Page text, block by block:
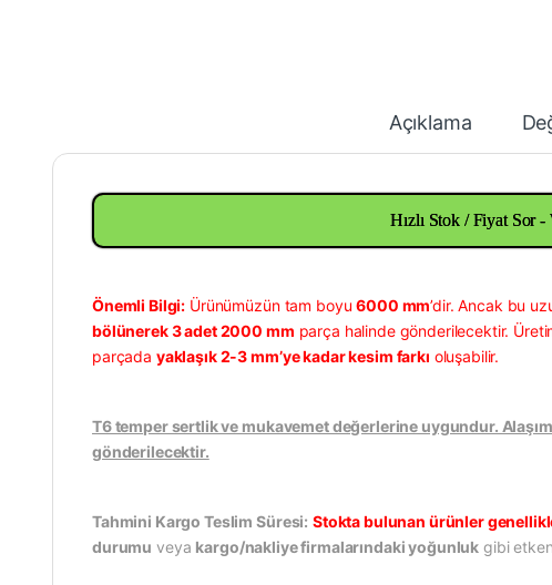
Açıklama
Hızlı Stok / Fiyat Sor
Önemli Bilgi: Ürünümüzün tam boyu6000 mm’dir. Ancak bu
bölünerek 3 adet 2000 mm parça halinde gönderilecektir.
parçada yaklaşık 2-3 mm’ye kadar kesim farkı oluşabilir.
T6 temper sertlik ve mukavemet değerlerine uygundur.
gönderilecektir.
Tahmini Kargo Teslim Süresi: Stokta bulunan ürünler
durumu veya kargo/nakliye firmalarındaki yoğunluk gibi